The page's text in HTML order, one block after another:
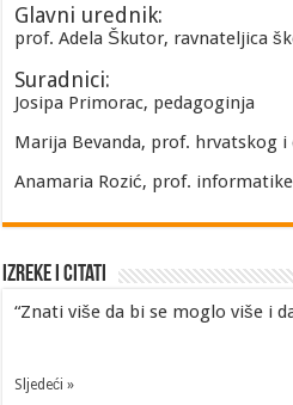
Glavni urednik:
prof. Adela Škutor, ravnateljica
Suradnici:
Josipa Primorac, pedagoginja
Marija Bevanda, prof. hrvatskog i
Anamaria Rozić, prof. informatike
Izreke i Citati
“Znati više da bi se moglo više i
Sljedeći »